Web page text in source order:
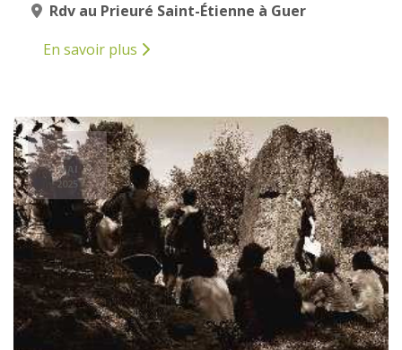
Rdv au Prieuré Saint-Étienne à Guer
En savoir plus
3
MAI
2025